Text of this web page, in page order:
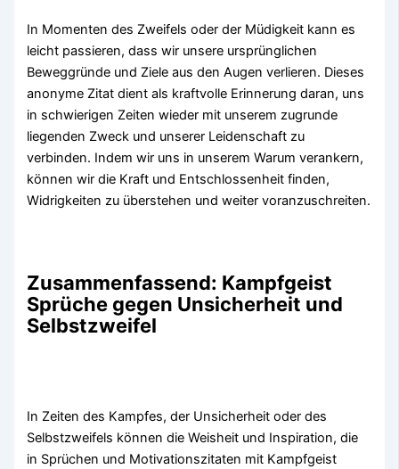
In Momenten des Zweifels oder der Müdigkeit kann es
leicht passieren, dass wir unsere ursprünglichen
Beweggründe und Ziele aus den Augen verlieren. Dieses
anonyme Zitat dient als kraftvolle Erinnerung daran, uns
in schwierigen Zeiten wieder mit unserem zugrunde
liegenden Zweck und unserer Leidenschaft zu
verbinden. Indem wir uns in unserem Warum verankern,
können wir die Kraft und Entschlossenheit finden,
Widrigkeiten zu überstehen und weiter voranzuschreiten.
Zusammenfassend: Kampfgeist
Sprüche gegen Unsicherheit und
Selbstzweifel
In Zeiten des Kampfes, der Unsicherheit oder des
Selbstzweifels können die Weisheit und Inspiration, die
in Sprüchen und Motivationszitaten mit Kampfgeist